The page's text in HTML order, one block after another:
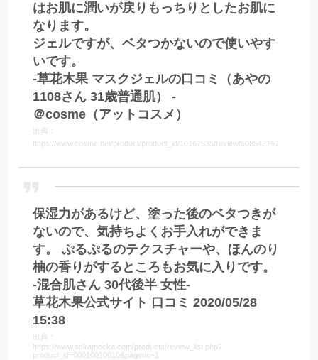
はお肌に潤いが戻りもっちりとしたお肌に
なります。
ジェルですが、ベタつかないので使いやす
いです。
-草花木果 マスクジェルの口コミ（あやの
1108さん 31歳普通肌） -
＠cosme（アットコスメ）
出典：
https://www.cosme.net/product/product_id/10167535/review/508542197
保湿力があるけど、塗った後のベタつきが
ないので、気持ちよくお手入れができま
す。 ぷるぷるのテクスチャーや、ほんのり
柚の香りがするところもお気に入りです。
-混合肌さん 30代後半 女性-
草花木果公式サイト 口コミ 2020/05/28
15:38
出典：
https://www.sokamocka.com/products/review_list.php?
product_id=00010010010&pageno=1